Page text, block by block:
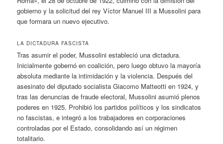
gobierno y la solicitud del rey Víctor Manuel III a Mussolini para
que formara un nuevo ejecutivo.
LA DICTADURA FASCISTA
Tras asumir el poder, Mussolini estableció una dictadura.
Inicialmente gobernó en coalición, pero luego obtuvo la mayoría
absoluta mediante la intimidación y la violencia. Después del
asesinato del diputado socialista Giacomo Matteotti en 1924, y
tras las denuncias de fraude electoral, Mussolini asumió plenos
poderes en 1925. Prohibió los partidos políticos y los sindicatos
no fascistas, e integró a los trabajadores en corporaciones
controladas por el Estado, consolidando así un régimen
totalitario.